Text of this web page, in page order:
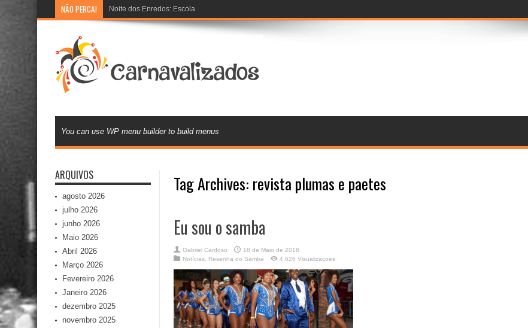
NÃO PERCA! Noite dos Enredos: Escolas de samba preparam prévia imersiva
You can use WP menu builder to build menus
Tag Archives: revista plumas e paetes
Eu sou o samba
Gabriel Cardoso
18 de Maio de 2018
Notícias
Resenha do Samba 4,626 Visualizaçoes
ARQUIVOS
agosto 2026
julho 2026
junho 2026
Maio 2026
Abril 2026
Março 2026
Fevereiro 2026
Janeiro 2026
dezembro 2025
novembro 2025